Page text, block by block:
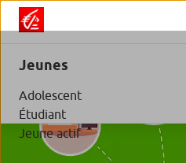
Jeunes
Adolescent
Étudiant
Jeune actif